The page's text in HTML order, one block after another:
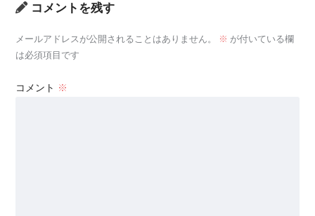
コメントを残す
メールアドレスが公開されることはありません。 ※ が付いている欄
は必須項目です
コメント ※